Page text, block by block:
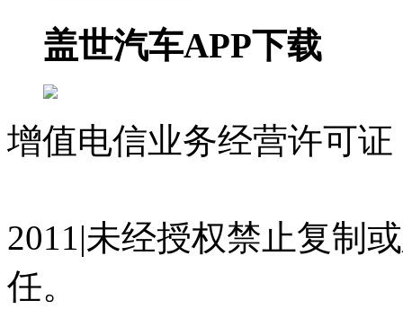
盖世汽车APP下载
增值电信业务经营许可
2011|未经授权禁止复制
任。